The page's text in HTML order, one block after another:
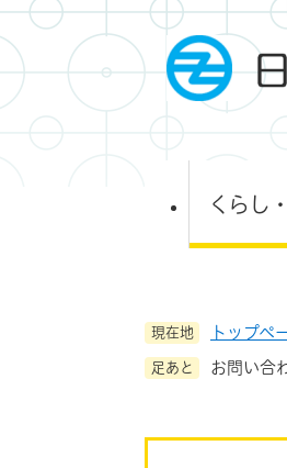
ペ
ー
の
くらし
現在地 トップペ
足あと お問い合